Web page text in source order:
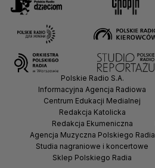
Polskie Radio S.A.
Informacyjna Agencja Radiowa
Centrum Edukacji Medialnej
Redakcja Katolicka
Redakcja Ekumeniczna
Agencja Muzyczna Polskiego Radia
Studia nagraniowe i koncertowe
Sklep Polskiego Radia